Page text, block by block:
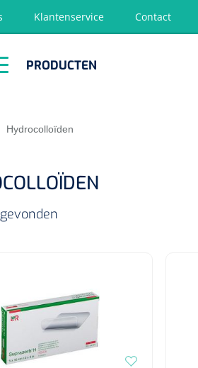
Klantenservice Contact
PRODUCTEN
Hydrocolloïden